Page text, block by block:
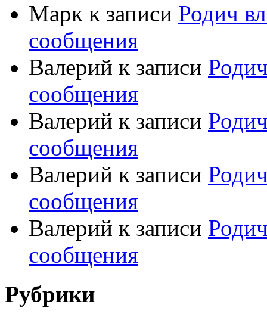
Марк к записи Родич
сообщения
Валерий к записи
сообщения
Валерий к записи
сообщения
Валерий к записи
сообщения
Валерий к записи
сообщения
Рубрики